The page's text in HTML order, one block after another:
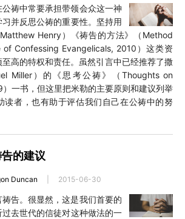
祷中常要承担带领会众这一神
并反思公祷的重要性。坚持用
Henry）《祷告的方法》（Method
of Confessing Evangelicals, 2010）这类资
高的特权和责任。虽然引言中已经推荐了撒
Miller）的《思考公祷》（Thoughts on
一书，但这里把米勒的主要原则和建议列举
读者，也有助于评估我们自己在公祷中的努
的建议
Duncan 2015-06-30
告。很显然，这是我们首要的
去世代的信徒对这种做法的一